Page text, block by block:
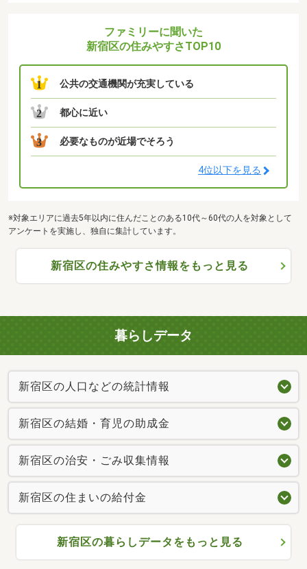
ファミリーに聞いた
新宿区の住みやすさTOP10
1 公共の交通機関が充実している
2 都心に近い
3 必要なものが近場でそろう
4位以下を見る
※対象エリアに過去5年以内に住んだことのある10代～60代の人を対象として
アンケートを実施し、独自に集計しています。
新宿区の住みやすさ情報をもっと見る
暮らしデータ
新宿区の人口などの統計情報
新宿区の結婚・育児の助成金
新宿区の治安・ごみ収集情報
新宿区の住まいの給付金
新宿区の暮らしデータをもっと見る